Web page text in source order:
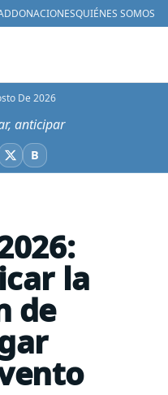
DONACIONESQUIÉNES SOMOS
De 2026
anticipar
X BBluesky
la
de